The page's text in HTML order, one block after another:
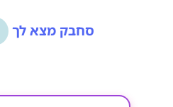
סחבק מצא לך